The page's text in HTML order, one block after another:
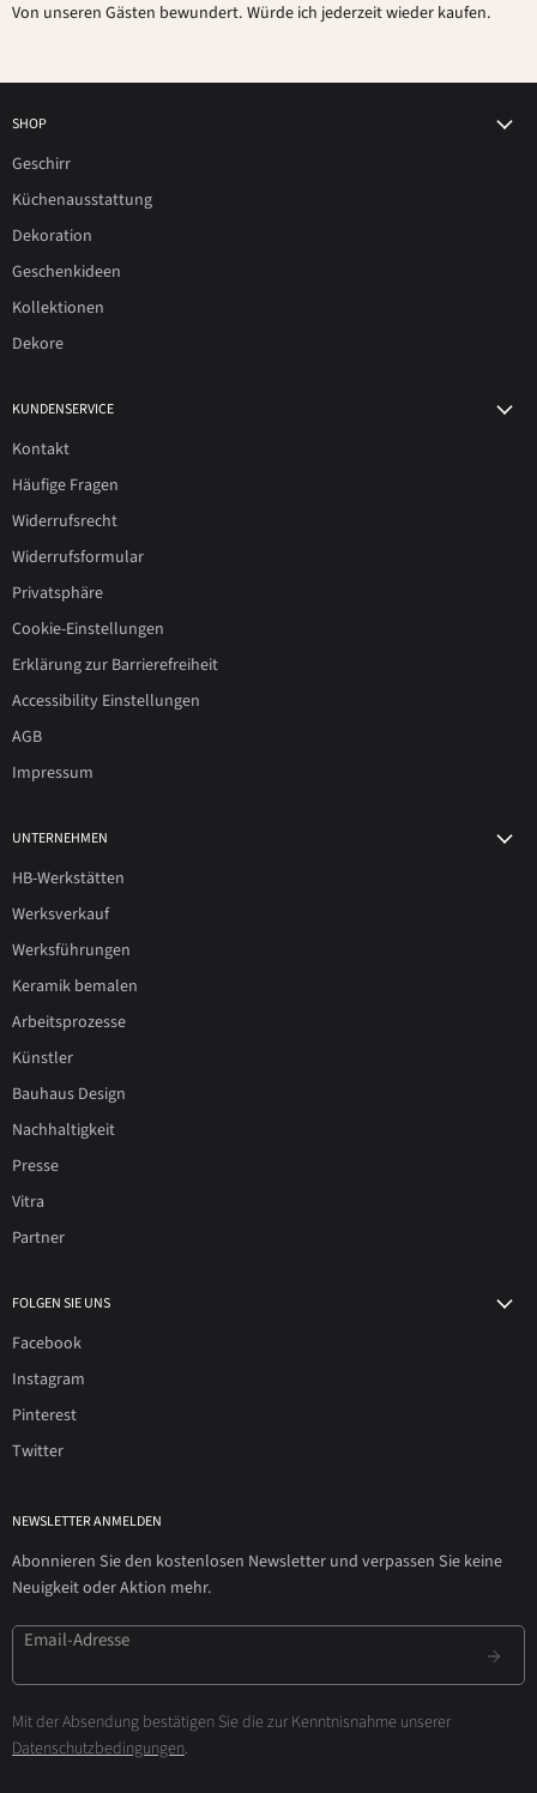
Von unseren Gästen bewundert. Würde ich jederzeit wieder kaufen.
SHOP
Geschirr
Küchenausstattung
Dekoration
Geschenkideen
Kollektionen
Dekore
KUNDENSERVICE
Kontakt
Häufige Fragen
Widerrufsrecht
Widerrufsformular
Privatsphäre
Cookie-Einstellungen
Erklärung zur Barrierefreiheit
Accessibility Einstellungen
AGB
Impressum
UNTERNEHMEN
HB-Werkstätten
Werksverkauf
Werksführungen
Keramik bemalen
Arbeitsprozesse
Künstler
Bauhaus Design
Nachhaltigkeit
Presse
Vitra
Partner
FOLGEN SIE UNS
Facebook
Instagram
Pinterest
Twitter
NEWSLETTER ANMELDEN
Abonnieren Sie den kostenlosen Newsletter und verpassen Sie keine
Neuigkeit oder Aktion mehr.
Email-Adresse
Mit der Absendung bestätigen Sie die zur Kenntnisnahme unserer
Datenschutzbedingungen.